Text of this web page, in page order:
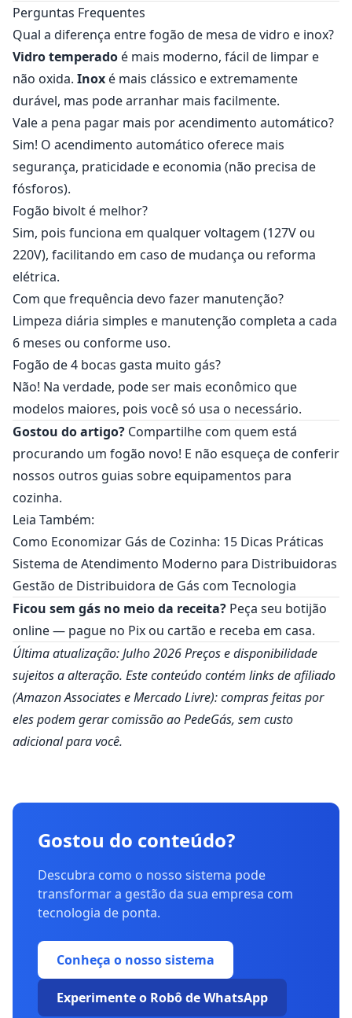
Perguntas Frequentes
Qual a diferença entre fogão de mesa de vidro e inox?
Vidro temperado é mais moderno, fácil de limpar e
não oxida. Inox é mais clássico e extremamente
durável, mas pode arranhar mais facilmente.
Vale a pena pagar mais por acendimento automático?
Sim! O acendimento automático oferece mais
segurança, praticidade e economia (não precisa de
fósforos).
Fogão bivolt é melhor?
Sim, pois funciona em qualquer voltagem (127V ou
220V), facilitando em caso de mudança ou reforma
elétrica.
Com que frequência devo fazer manutenção?
Limpeza diária simples e manutenção completa a cada
6 meses ou conforme uso.
Fogão de 4 bocas gasta muito gás?
Não! Na verdade, pode ser mais econômico que
modelos maiores, pois você só usa o necessário.
Gostou do artigo? Compartilhe com quem está
procurando um fogão novo! E não esqueça de conferir
nossos outros guias sobre equipamentos para
cozinha.
Leia Também:
Como Economizar Gás de Cozinha: 15 Dicas Práticas
Sistema de Atendimento Moderno para Distribuidoras
Gestão de Distribuidora de Gás com Tecnologia
Ficou sem gás no meio da receita? Peça seu botijão
online— pague no Pix ou cartão e receba em casa.
Última atualização: Julho 2026Preços e disponibilidade
sujeitos a alteração. Este conteúdo contém links de afiliado
(Amazon Associates e Mercado Livre): compras feitas por
eles podem gerar comissão ao PedeGás, sem custo
adicional para você.
Gostou do conteúdo?
Descubra como o nosso sistema pode
transformar a gestão da sua empresa com
tecnologia de ponta.
Conheça o nosso sistema
Experimente o Robô de WhatsApp